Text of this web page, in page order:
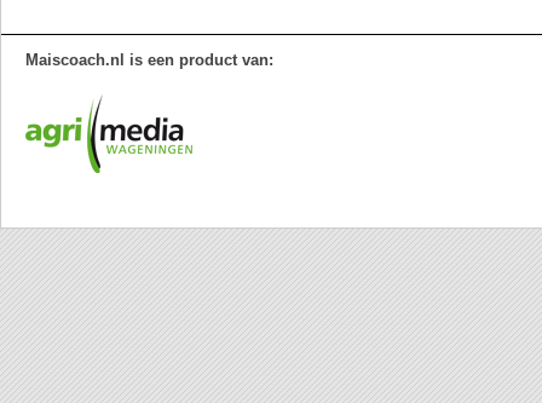
Maiscoach.nl is een product van: